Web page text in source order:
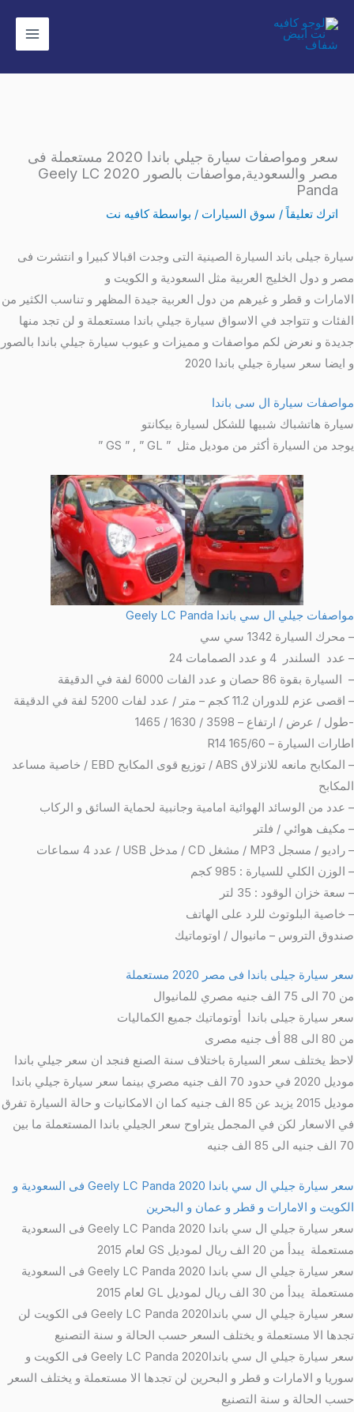
إلى
المحتوى
سعر ومواصفات سيارة جيلي باندا 2020 مستعملة فى
مصر والسعودية,مواصفات بالصور 2020 Geely LC
Panda
اترك تعليقاً / سوق السيارات / بواسطة كافيه نت
سيارة جيلى باند السيارة الصينية التى وجدت اقبالا كبيرا و انتشرت فى
مصر و دول الخليج العربية مثل السعودية و الكويت و
الامارات و قطر و غيرهم من دول العربية جيدة المظهر و تناسب الكثير من
الفئات و تتواجد في الاسواق سيارة جيلي باندا مستعملة و لن تجد منها
جديدة و نعرض لكم مواصفات و مميزات و عيوب سيارة جيلي باندا بالصور
و ايضا سعر سيارة جيلي باندا 2020
مواصفات سيارة ال سى باندا
سيارة هاتشباك شبيها للشكل لسيارة بيكانتو
يوجد من السيارة أكثر من موديل مثل ” GS ” , ” GL ”
مواصفات جيلي ال سي باندا Geely LC Panda
– محرك السيارة 1342 سي سي
– عدد السلندر 4 و عدد الصمامات 24
– السيارة بقوة 86 حصان و عدد الفات 6000 لفة في الدقيقة
– اقصى عزم للدوران 11.2 كجم – متر / عدد لفات 5200 لفة في الدقيقة
-طول / عرض / ارتفاع – 3598 / 1630 / 1465
اطارات السيارة – 165/60 R14
– المكابح مانعه للانزلاق ABS / توزيع قوى المكابح EBD / خاصية مساعد
المكابح
– عدد من الوسائد الهوائية امامية وجانبية لحماية السائق و الركاب
– مكيف هوائي / فلتر
– راديو / مسجل MP3 / مشغل CD / مدخل USB / عدد 4 سماعات
– الوزن الكلي للسيارة : 985 كجم
– سعة خزان الوقود : 35 لتر
– خاصية البلوتوث للرد على الهاتف
صندوق التروس – مانيوال / اوتوماتيك
سعر سيارة جيلى باندا فى مصر 2020 مستعملة
من 70 الى 75 الف جنيه مصري للمانيوال
سعر سيارة جيلى باندا أوتوماتيك جميع الكماليات
من 80 الى 88 أف جنيه مصرى
لاحظ يختلف سعر السيارة باختلاف سنة الصنع فنجد ان سعر جيلي باندا
موديل 2020 في حدود 70 الف جنيه مصري بينما سعر سيارة جيلي باندا
موديل 2015 يزيد عن 85 الف جنيه كما ان الامكانيات و حالة السيارة تفرق
في الاسعار لكن في المجمل يتراوح سعر الجيلي باندا المستعملة ما بين
70 الف جنيه الى 85 الف جنيه
سعر سيارة جيلي ال سي باندا 2020 Geely LC Panda فى السعودية و
الكويت و الامارات و قطر و عمان و البحرين
سعر سيارة جيلي ال سي باندا 2020 Geely LC Panda فى السعودية
مستعملة يبدأ من 20 الف ريال لموديل GS لعام 2015
سعر سيارة جيلي ال سي باندا 2020 Geely LC Panda فى السعودية
مستعملة يبدأ من 30 الف ريال لموديل GL لعام 2015
سعر سيارة جيلي ال سي باندا2020 Geely LC Panda فى الكويت لن
تجدها الا مستعملة و يختلف السعر حسب الحالة و سنة التصنيع
سعر سيارة جيلي ال سي باندا2020 Geely LC Panda فى الكويت و
سوريا و الامارات و قطر و البحرين لن تجدها الا مستعملة و يختلف السعر
حسب الحالة و سنة التصنيع